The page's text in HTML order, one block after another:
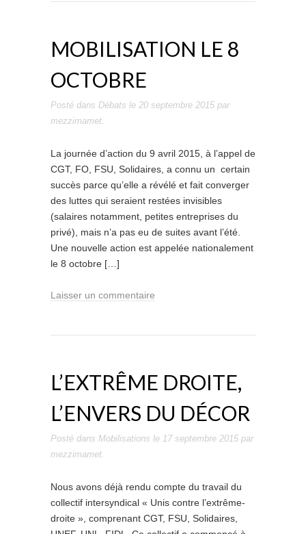
MOBILISATION LE 8
OCTOBRE
Posté dans Débats le 20 septembre 2015 par
mezzimamet.
La journée d’action du 9 avril 2015, à l’appel de
CGT, FO, FSU, Solidaires, a connu un certain
succès parce qu’elle a révélé et fait converger
des luttes qui seraient restées invisibles
(salaires notamment, petites entreprises du
privé), mais n’a pas eu de suites avant l’été.
Une nouvelle action est appelée nationalement
le 8 octobre […]
Laisser un commentaire
L’EXTRÊME DROITE,
L’ENVERS DU DÉCOR
Posté dans Mobilisations le 17 septembre 2015 par
mezzimamet.
Nous avons déjà rendu compte du travail du
collectif intersyndical « Unis contre l’extrême-
droite », comprenant CGT, FSU, Solidaires,